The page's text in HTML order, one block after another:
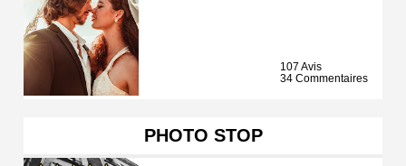
107 Avis
34 Commentaires
PHOTO STOP